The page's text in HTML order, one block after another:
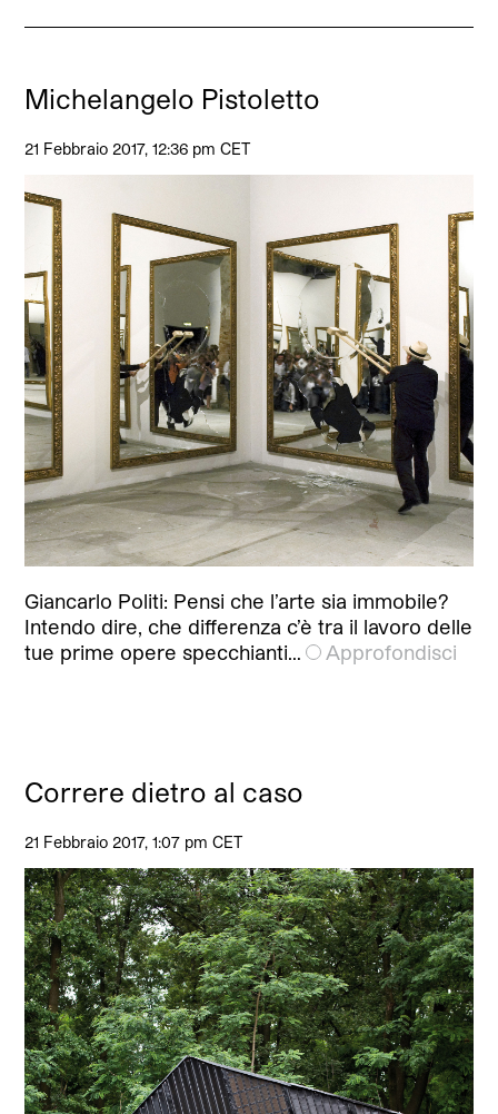
Michelangelo Pistoletto
21 Febbraio 2017, 12:36 pm CET
Giancarlo Politi: Pensi che l’arte sia immobile?
Intendo dire, che differenza c’è tra il lavoro delle
tue prime opere specchianti…
Approfondisci
Correre dietro al caso
21 Febbraio 2017, 1:07 pm CET